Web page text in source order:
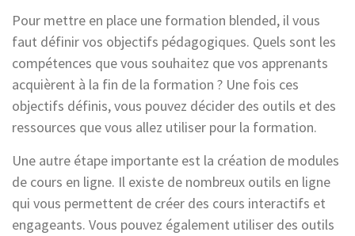
Pour mettre en place une formation blended, il vous
faut définir vos objectifs pédagogiques. Quels sont les
compétences que vous souhaitez que vos apprenants
acquièrent à la fin de la formation ? Une fois ces
objectifs définis, vous pouvez décider des outils et des
ressources que vous allez utiliser pour la formation.
Une autre étape importante est la création de modules
de cours en ligne. Il existe de nombreux outils en ligne
qui vous permettent de créer des cours interactifs et
engageants. Vous pouvez également utiliser des outils